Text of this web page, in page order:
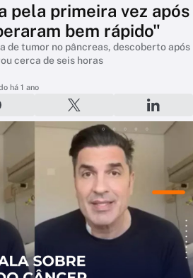
pela primeira vez após
bem rápido"
de tumor no pâncreas, descoberto após
cerca de seis horas
há 1 ano